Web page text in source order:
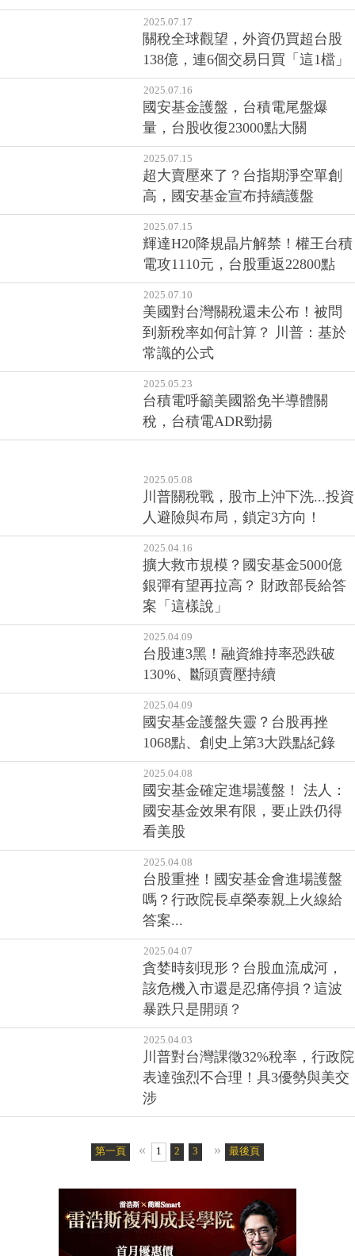
2025.07.17
關稅全球觀望，外資仍買超台股
138億，連6個交易日買「這1檔」
2025.07.16
國安基金護盤，台積電尾盤爆
量，台股收復23000點大關
2025.07.15
超大賣壓來了？台指期淨空單創
高，國安基金宣布持續護盤
2025.07.15
輝達H20降規晶片解禁！權王台積
電攻1110元，台股重返22800點
2025.07.10
美國對台灣關稅還未公布！被問
到新稅率如何計算？ 川普：基於
常識的公式
2025.05.23
台積電呼籲美國豁免半導體關
稅，台積電ADR勁揚
2025.05.08
川普關稅戰，股市上沖下洗...投資
人避險與布局，鎖定3方向！
2025.04.16
擴大救市規模？國安基金5000億
銀彈有望再拉高？ 財政部長給答
案「這樣說」
2025.04.09
台股連3黑！融資維持率恐跌破
130%、斷頭賣壓持續
2025.04.09
國安基金護盤失靈？台股再挫
1068點、創史上第3大跌點紀錄
2025.04.08
國安基金確定進場護盤！ 法人：
國安基金效果有限，要止跌仍得
看美股
2025.04.08
台股重挫！國安基金會進場護盤
嗎？行政院長卓榮泰親上火線給
答案...
2025.04.07
貪婪時刻現形？台股血流成河，
該危機入市還是忍痛停損？這波
暴跌只是開頭？
2025.04.03
川普對台灣課徵32%稅率，行政院
表達強烈不合理！具3優勢與美交
涉
第一頁 « 1 2 3 4 5 6
» 最後頁